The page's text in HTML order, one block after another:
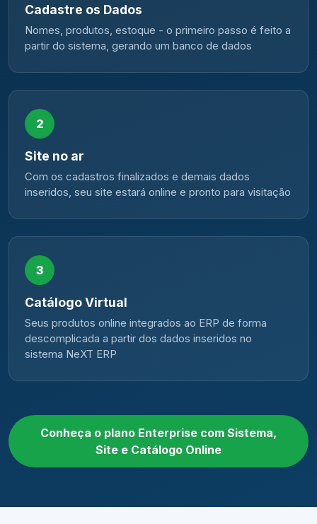
Cadastre os Dados
Nomes, produtos, estoque - o primeiro passo é feito a
partir do sistema, gerando um banco de dados
2
Site no ar
Com os cadastros finalizados e demais dados
inseridos, seu site estará online e pronto para visitação
3
Catálogo Virtual
Seus produtos online integrados ao ERP de forma
descomplicada a partir dos dados inseridos no
sistema NeXT ERP
Conheça o plano Enterprise com Sistema,
Site e Catálogo Online